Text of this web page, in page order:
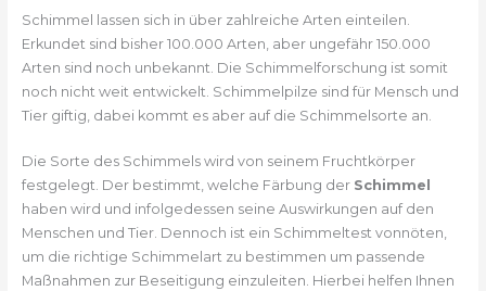
Schimmel lassen sich in über zahlreiche Arten einteilen.
Erkundet sind bisher 100.000 Arten, aber ungefähr 150.000
Arten sind noch unbekannt. Die Schimmelforschung ist somit
noch nicht weit entwickelt. Schimmelpilze sind für Mensch und
Tier giftig, dabei kommt es aber auf die Schimmelsorte an.
Die Sorte des Schimmels wird von seinem Fruchtkörper
festgelegt. Der bestimmt, welche Färbung der Schimmel
haben wird und infolgedessen seine Auswirkungen auf den
Menschen und Tier. Dennoch ist ein Schimmeltest vonnöten,
um die richtige Schimmelart zu bestimmen um passende
Maßnahmen zur Beseitigung einzuleiten. Hierbei helfen Ihnen